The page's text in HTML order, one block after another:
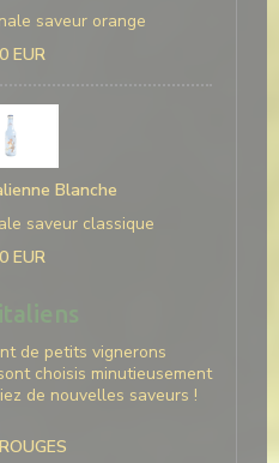
saveur orange
EUR
Blanche
saveur classique
EUR
de petits vignerons
choisis minutieusement
de nouvelles saveurs !